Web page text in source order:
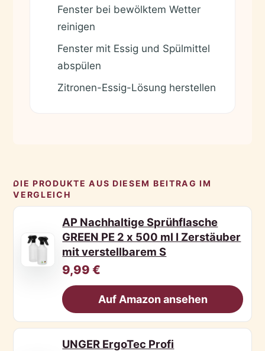
Fenster bei bewölktem Wetter
reinigen
Fenster mit Essig und Spülmittel
abspülen
Zitronen-Essig-Lösung herstellen
DIE PRODUKTE AUS DIESEM BEITRAG IM
VERGLEICH
AP Nachhaltige Sprühflasche
GREEN PE 2 x 500 ml I Zerstäuber
mit verstellbarem S
9,99 €
Auf Amazon ansehen
UNGER ErgoTec Profi